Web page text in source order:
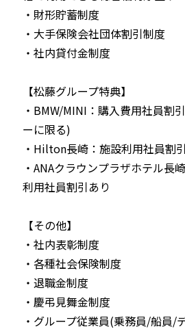
・財形貯蓄制度
・大手保険会社団体割引制度
・社内貸付金制度
【松藤グループ特典】
・BMW/MINI：購入費用社員割
ーに限る)
・Hilton長崎：施設利用社員割
・ANAクラウンプラザホテル長
利用社員割引あり
【その他】
・社内表彰制度
・各種社会保険制度
・退職金制度
・慶弔見舞金制度
・グループ従業員(乗務員/船員/